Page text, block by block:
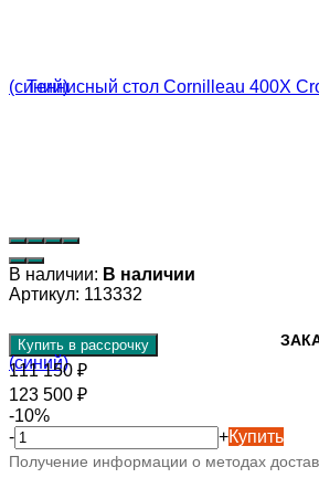
В наличии: В наличии
Артикул: 113332
Купить в рассрочку
111 150 ₽
123 500 ₽
-10%
-
+Купить
Получение информации о методах